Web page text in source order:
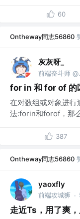
60
Ontheway同志56860
灰灰呀_
前
for in 和 for of 的
在对数组或对象进
法:forin和forof，那
387
Ontheway同志56860
yaoxfly
前端攻城狮 ·
走近Ts，用了爽，